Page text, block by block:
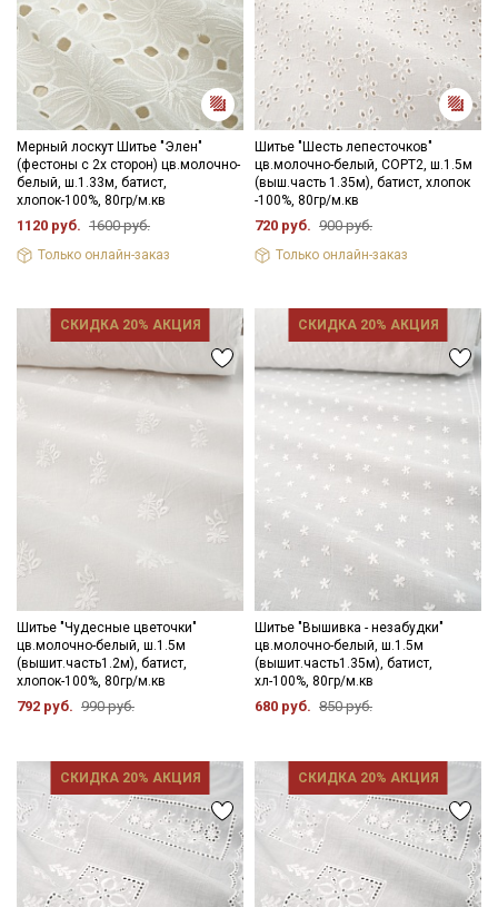
Мерный лоскут Шитье "Элен"
(фестоны с 2х сторон) цв.молочно-
белый, ш.1.33м, батист,
хлопок-100%, 80гр/м.кв
1120 руб. 1600 руб.
Только онлайн-заказ
Шитье "Шесть лепесточков"
цв.молочно-белый, СОРТ2, ш.1.5м
(выш.часть 1.35м), батист, хлопок
-100%, 80гр/м.кв
720 руб. 900 руб.
Только онлайн-заказ
СКИДКА 20% АКЦИЯ
Шитье "Чудесные цветочки"
цв.молочно-белый, ш.1.5м
(вышит.часть1.2м), батист,
хлопок-100%, 80гр/м.кв
792 руб. 990 руб.
СКИДКА 20% АКЦИЯ
Шитье "Вышивка - незабудки"
цв.молочно-белый, ш.1.5м
(вышит.часть1.35м), батист,
хл-100%, 80гр/м.кв
680 руб. 850 руб.
СКИДКА 20% АКЦИЯ СКИДКА 20% АКЦИЯ
информационных рассылок